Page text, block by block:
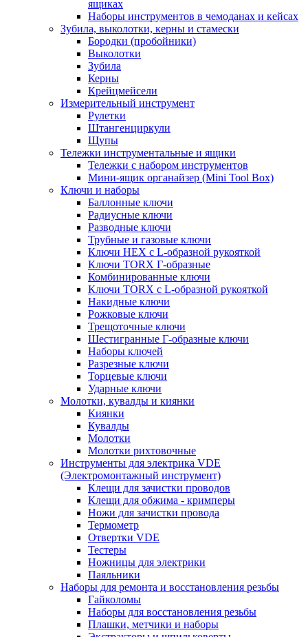
ящиках
Наборы инструментов в чемоданах и кейсах
Зубила, выколотки, керны и стамески
Бородки (пробойники)
Выколотки
Зубила
Керны
Крейцмейсели
Измерительный инструмент
Рулетки
Штангенциркули
Щупы
Тележки инструментальные и ящики
Тележки с набором инструментов
Мини-ящик органайзер (Mini Tool Box)
Ключи и наборы
Баллонные ключи
Радиусные ключи
Разводные ключи
Трубные и газовые ключи
Ключи HEX с L-образной рукояткой
Ключи TORX Г-образные
Комбинированные ключи
Ключи TORX с L-образной рукояткой
Накидные ключи
Рожковые ключи
Трещоточные ключи
Шестигранные Г-образные ключи
Наборы ключей
Разрезные ключи
Торцевые ключи
Ударные ключи
Молотки, кувалды и киянки
Киянки
Кувалды
Молотки
Молотки рихтовочные
Инструменты для электрика VDE
(Электромонтажный инструмент)
Клещи для зачистки проводов
Клещи для обжима - кримперы
Ножи для зачистки провода
Термометр
Отвертки VDE
Тестеры
Ножницы для электрики
Паяльники
Наборы для ремонта и восстановления резьбы
Гайколомы
Наборы для восстановления резьбы
Плашки, метчики и наборы